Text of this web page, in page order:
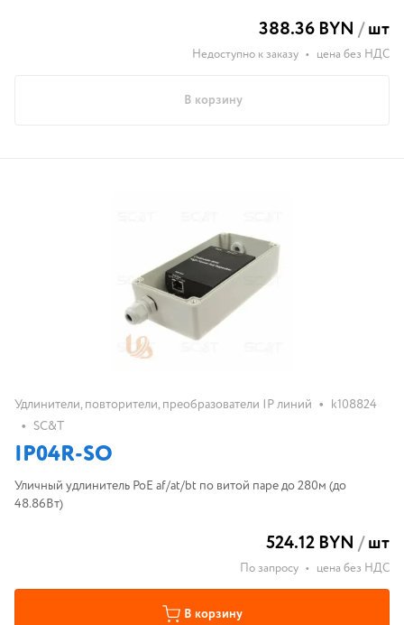
388.36 BYN /шт
Недоступно к заказу • цена без НДС
В корзину
Удлинители, повторители, преобразователи IP линий • k108824
• SC&T
IP04R-SO
Уличный удлинитель PoE af/at/bt по витой паре до 280м (до
48.86Вт)
524.12 BYN /шт
По запросу • цена без НДС
В корзину